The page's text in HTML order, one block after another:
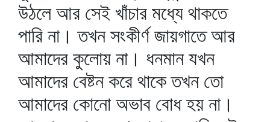
উঠলে আর সেই খাঁচার মধ্যে থাকতে
পারি না। তখন সংকীর্ণ জায়গাতে আর
আমাদের কুলোয় না। ধনমান যখন
আমাদের বেষ্টন করে থাকে তখন তো
আমাদের কোনো অভাব বোধ হয় না।